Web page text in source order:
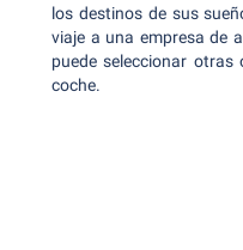
los destinos de sus
viaje a una empresa de
puede seleccionar otras
coche.